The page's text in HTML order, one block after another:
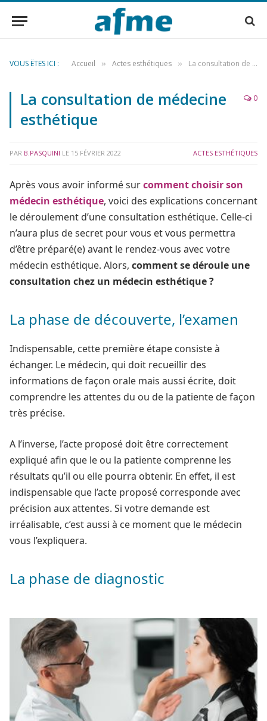
VOUS ÊTES ICI : Accueil » Actes esthétiques » La consultation de médecine esthétique
La consultation de médecine
esthétique
0
PAR B.PASQUINI LE 15 FÉVRIER 2022 ACTES ESTHÉTIQUES
Après vous avoir informé surcomment choisir son
médecin esthétique, voici des explications concernant
le déroulement d’une consultation esthétique. Celle-ci
n’aura plus de secret pour vous et vous permettra
d’être préparé(e) avant le rendez-vous avec votre
médecin esthétique. Alors, comment se déroule une
consultation chez un médecin esthétique ?
La phase de découverte, l’examen
Indispensable, cette première étape consiste à
échanger. Le médecin, qui doit recueillir des
informations de façon orale mais aussi écrite, doit
comprendre les attentes du ou de la patiente de façon
très précise.
A l’inverse, l’acte proposé doit être correctement
expliqué afin que le ou la patiente comprenne les
résultats qu’il ou elle pourra obtenir. En effet, il est
indispensable que l’acte proposé corresponde avec
précision aux attentes. Si votre demande est
irréalisable, c’est aussi à ce moment que le médecin
vous l’expliquera.
La phase de diagnostic